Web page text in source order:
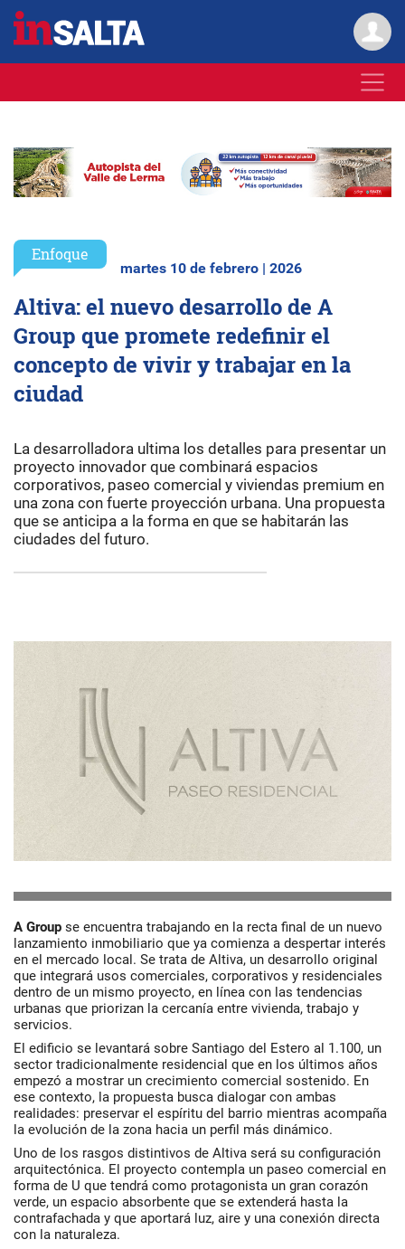
Enfoque
martes 10 de febrero | 2026
Altiva: el nuevo desarrollo de A
Group que promete redefinir el
concepto de vivir y trabajar en la
ciudad
La desarrolladora ultima los detalles para presentar un
proyecto innovador que combinará espacios
corporativos, paseo comercial y viviendas premium en
una zona con fuerte proyección urbana. Una propuesta
que se anticipa a la forma en que se habitarán las
ciudades del futuro.
A Group se encuentra trabajando en la recta final de un nuevo
lanzamiento inmobiliario que ya comienza a despertar interés
en el mercado local. Se trata de Altiva, un desarrollo original
que integrará usos comerciales, corporativos y residenciales
dentro de un mismo proyecto, en línea con las tendencias
urbanas que priorizan la cercanía entre vivienda, trabajo y
servicios.
El edificio se levantará sobre Santiago del Estero al 1.100, un
sector tradicionalmente residencial que en los últimos años
empezó a mostrar un crecimiento comercial sostenido. En
ese contexto, la propuesta busca dialogar con ambas
realidades: preservar el espíritu del barrio mientras acompaña
la evolución de la zona hacia un perfil más dinámico.
Uno de los rasgos distintivos de Altiva será su configuración
arquitectónica. El proyecto contempla un paseo comercial en
forma de U que tendrá como protagonista un gran corazón
verde, un espacio absorbente que se extenderá hasta la
contrafachada y que aportará luz, aire y una conexión directa
con la naturaleza.